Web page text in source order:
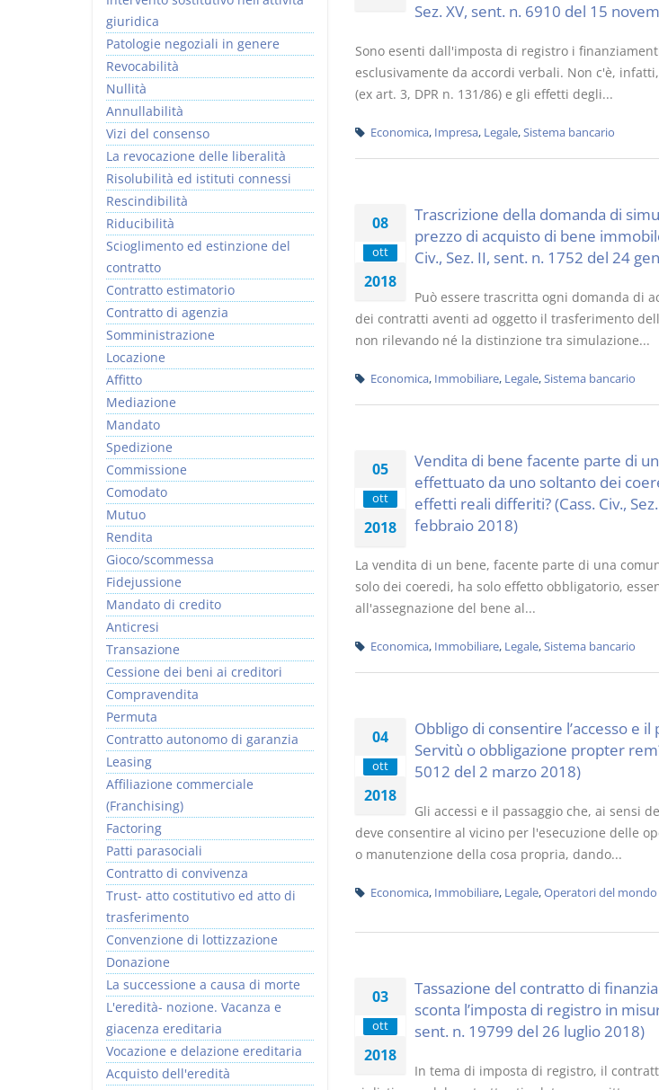
Sez. XV, sent. n. 6910 del 15
Sono esenti dall'imposta di registro i
esclusivamente da accordi verbali. Non c'è,
(ex art. 3, DPR n. 131/86) e gli effetti degli...
Economica, Impresa, Legale,Sistema bancario
08
ott
2018
Trascrizione della domanda di
prezzo di acquisto di bene
Civ., Sez. II, sent. n. 1752 del 24
Può essere trascritta ogni domanda di
dei contratti aventi ad oggetto il trasferimento
non rilevando né la distinzione tra simulazione...
Economica, Immobiliare, Legale,Sistema bancario
05
ott
2018
Vendita di bene facente parte di
effettuato da uno soltanto dei
effetti reali differiti? (Cass. Civ.,
febbraio 2018)
La vendita di un bene, facente parte di una
solo dei coeredi, ha solo effetto obbligatorio,
all'assegnazione del bene al...
Economica, Immobiliare, Legale,Sistema bancario
04
ott
2018
Obbligo di consentire l’accesso e
Servitù o obbligazione propter
5012 del 2 marzo 2018)
Gli accessi e il passaggio che, ai sensi
deve consentire al vicino per l'esecuzione delle
o manutenzione della cosa propria, dando...
Economica, Immobiliare, Legale,Operatori del mondo
03
ott
2018
Tassazione del contratto di
sconta l’imposta di registro in
sent. n. 19799 del 26 luglio 2018)
In tema di imposta di registro, il
giuridica
Patologie negoziali in genere
Revocabilità
Nullità
Annullabilità
Vizi del consenso
La revocazione delle liberalità
Risolubilità ed istituti connessi
Rescindibilità
Riducibilità
Scioglimento ed estinzione del
contratto
Contratto estimatorio
Contratto di agenzia
Somministrazione
Locazione
Affitto
Mediazione
Mandato
Spedizione
Commissione
Comodato
Mutuo
Rendita
Gioco/scommessa
Fidejussione
Mandato di credito
Anticresi
Transazione
Cessione dei beni ai creditori
Compravendita
Permuta
Contratto autonomo di garanzia
Leasing
Affiliazione commerciale
(Franchising)
Factoring
Patti parasociali
Contratto di convivenza
Trust- atto costitutivo ed atto di
trasferimento
Convenzione di lottizzazione
Donazione
La successione a causa di morte
L'eredità- nozione. Vacanza e
giacenza ereditaria
Vocazione e delazione ereditaria
Acquisto dell'eredità